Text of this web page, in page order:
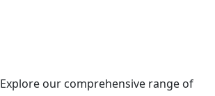
our comprehensive range of